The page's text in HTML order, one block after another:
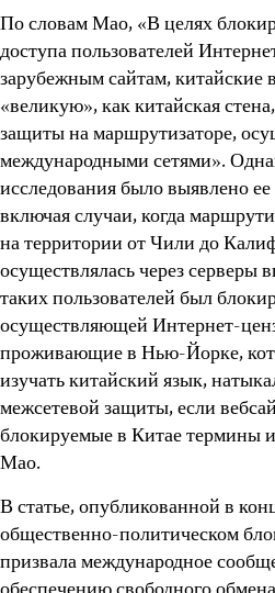
По словам Мао, «В целях
доступа пользователей
зарубежным сайтам, китайские
«великую», как китайская
защиты на маршрутизаторе,
международными сетями».
исследования было выявлено
включая случаи, когда
на территории от Чили до
осуществлялась через серверы
таких пользователей был
осуществляющей Интернет-
проживающие в Нью-Йорке,
изучать китайский язык,
межсетевой защиты, если
блокируемые в Китае термины
Мао.
В статье, опубликованной в
общественно-политическом
призвала международное